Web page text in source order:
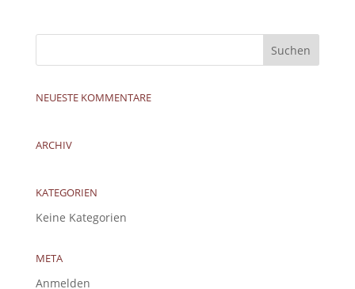
NEUESTE KOMMENTARE
ARCHIV
KATEGORIEN
Keine Kategorien
META
Anmelden